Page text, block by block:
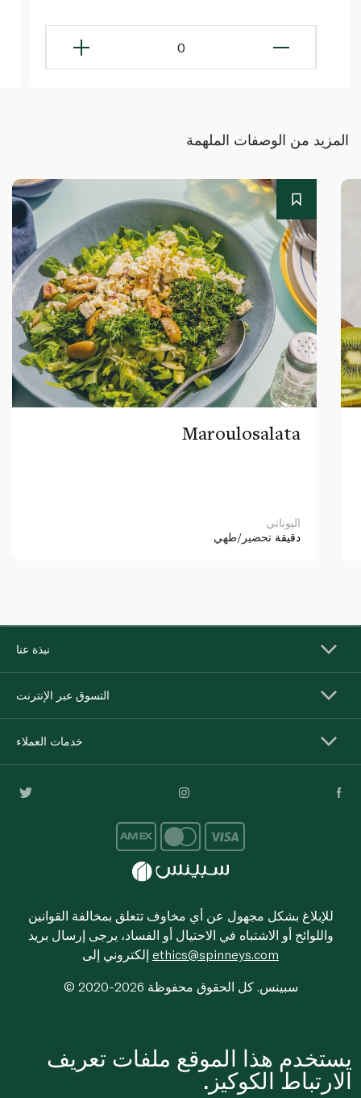
0
المزيد من الوصفات الملهمة
Maroulosalata
اليوناني
دقيقة تحضير/طهي
نبذة عنا
التسوق عبر الإنترنت
خدمات العملاء
للإبلاغ بشكل مجهول عن أي مخاوف تتعلق بمخالفة القوانين
واللوائح أو الاشتباه في الاحتيال أو الفساد، يرجى إرسال بريد
ethics@spinneys.com
© 2020-2026 سبينس. كل الحقوق محفوظة
يستخدم هذا الموقع ملفات تعريف
الارتباط الكوكيز.